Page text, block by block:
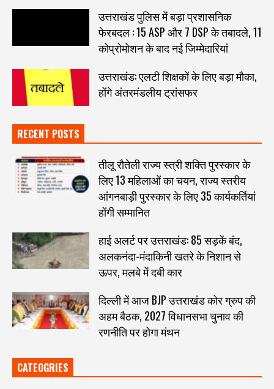
उत्तराखंड पुलिस में बड़ा प्रशासनिक
फेरबदल : 15 ASP और 7 DSP के तबादले, 11
कोप्रोमोशन के बाद नई जिम्मेदारियां
उत्तराखंड: एलटी शिक्षकों के लिए बड़ा मौका,
होंगे अंतरमंडलीय ट्रांसफर
RECENT POSTS
तीलू रौतेली राज्य स्त्री शक्ति पुरस्कार के
लिए 13 महिलाओं का चयन, राज्य स्तरीय
आंगनबाड़ी पुरस्कार के लिए 35 कार्यकर्तियां
होंगी सम्मानित
हाई अलर्ट पर उत्तराखंड: 85 सड़कें बंद,
अलकनंदा-मंदाकिनी खतरे के निशान से
ऊपर, मलबे में दबी कार
दिल्ली में आज BJP उत्तराखंड कोर ग्रुप की
अहम बैठक, 2027 विधानसभा चुनाव की
रणनीति पर होगा मंथन
CATEOGRIES